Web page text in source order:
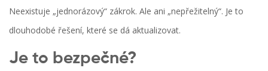
Neexistuje „jednorázový“ zákrok. Ale ani „nepřežitelný“. Je to
dlouhodobé řešení, které se dá aktualizovat.
Je to bezpečné?